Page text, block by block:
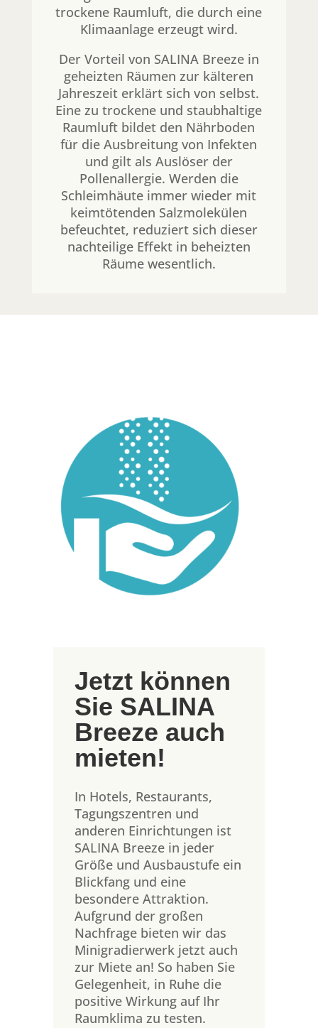
trockene Raumluft, die durch eine
Klimaanlage erzeugt wird.
Der Vorteil von SALINA Breeze in
geheizten Räumen zur kälteren
Jahreszeit erklärt sich von selbst.
Eine zu trockene und staubhaltige
Raumluft bildet den Nährboden
für die Ausbreitung von Infekten
und gilt als Auslöser der
Pollenallergie. Werden die
Schleimhäute immer wieder mit
keimtötenden Salzmolekülen
befeuchtet, reduziert sich dieser
nachteilige Effekt in beheizten
Räume wesentlich.
Jetzt können
Sie SALINA
Breeze auch
mieten!
In Hotels, Restaurants,
Tagungszentren und
anderen Einrichtungen ist
SALINA Breeze in jeder
Größe und Ausbaustufe ein
Blickfang und eine
besondere Attraktion.
Aufgrund der großen
Nachfrage bieten wir das
Minigradierwerk jetzt auch
zur Miete an! So haben Sie
Gelegenheit, in Ruhe die
positive Wirkung auf Ihr
Raumklima zu testen.